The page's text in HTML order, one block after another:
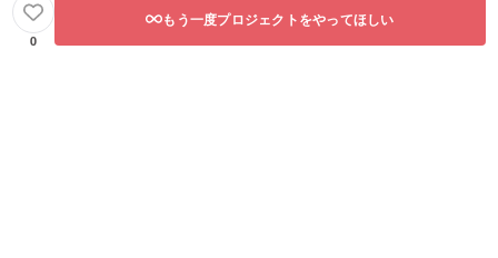
0
もう一度プロジェクトをやってほしい